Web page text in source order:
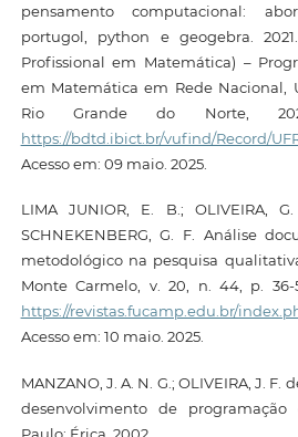
pensamento computacional:
portugol, python e geogebra.
Profissional em Matemática) –
em Matemática em Rede Nacional,
Rio Grande do Norte,
https://bdtd.ibict.br/vufind/Record/
Acesso em: 09 maio. 2025.
LIMA JUNIOR, E. B.; OLIVEIRA,
SCHNEKENBERG, G. F. Análise
metodológico na pesquisa
Monte Carmelo, v. 20, n. 44, p. 36-
https://revistas.fucamp.edu.br/
Acesso em: 10 maio. 2025.
MANZANO, J. A. N. G.; OLIVEIRA, J.
desenvolvimento de programação
Paulo: Érica, 2002.